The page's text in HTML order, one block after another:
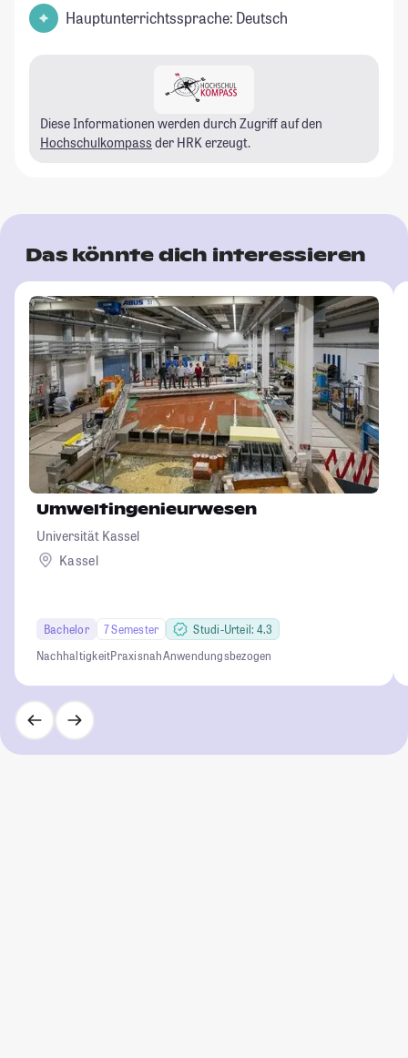
Hauptunterrichtssprache: Deutsch
Diese Informationen werden durch Zugriff auf den
Hochschulkompass der HRK erzeugt.
Das könnte dich interessieren
Umweltingenieurwesen
Universität Kassel
Kassel
Bachelor 7 Semester
Studi-Urteil: 4.3
NachhaltigkeitPraxisnahAnwendungsbezogen